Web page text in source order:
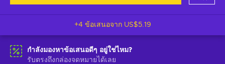
+4 ข้อเสนอจาก US$5.19
กำลังมองหาข้อเสนอดีๆ อยู่ใช่ไหม?
รับตรงถึงกล่องจดหมายได้เลย